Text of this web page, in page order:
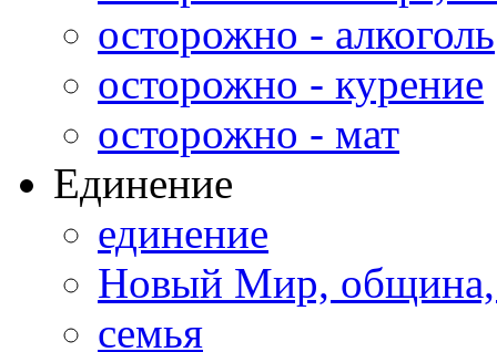
осторожно - алкоголь
осторожно - курение
осторожно - мат
Единение
единение
Новый Мир,
семья